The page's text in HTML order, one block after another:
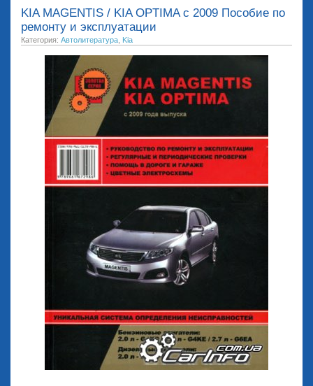
KIA MAGENTIS / KIA OPTIMA с 2009 Пособие по
ремонту и эксплуатации
Категория: Автолитература Kia